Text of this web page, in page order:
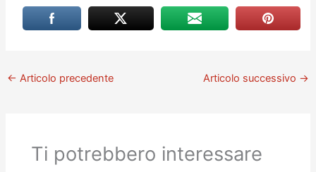
← Articolo precedente Articolo successivo →
Ti potrebbero interessare